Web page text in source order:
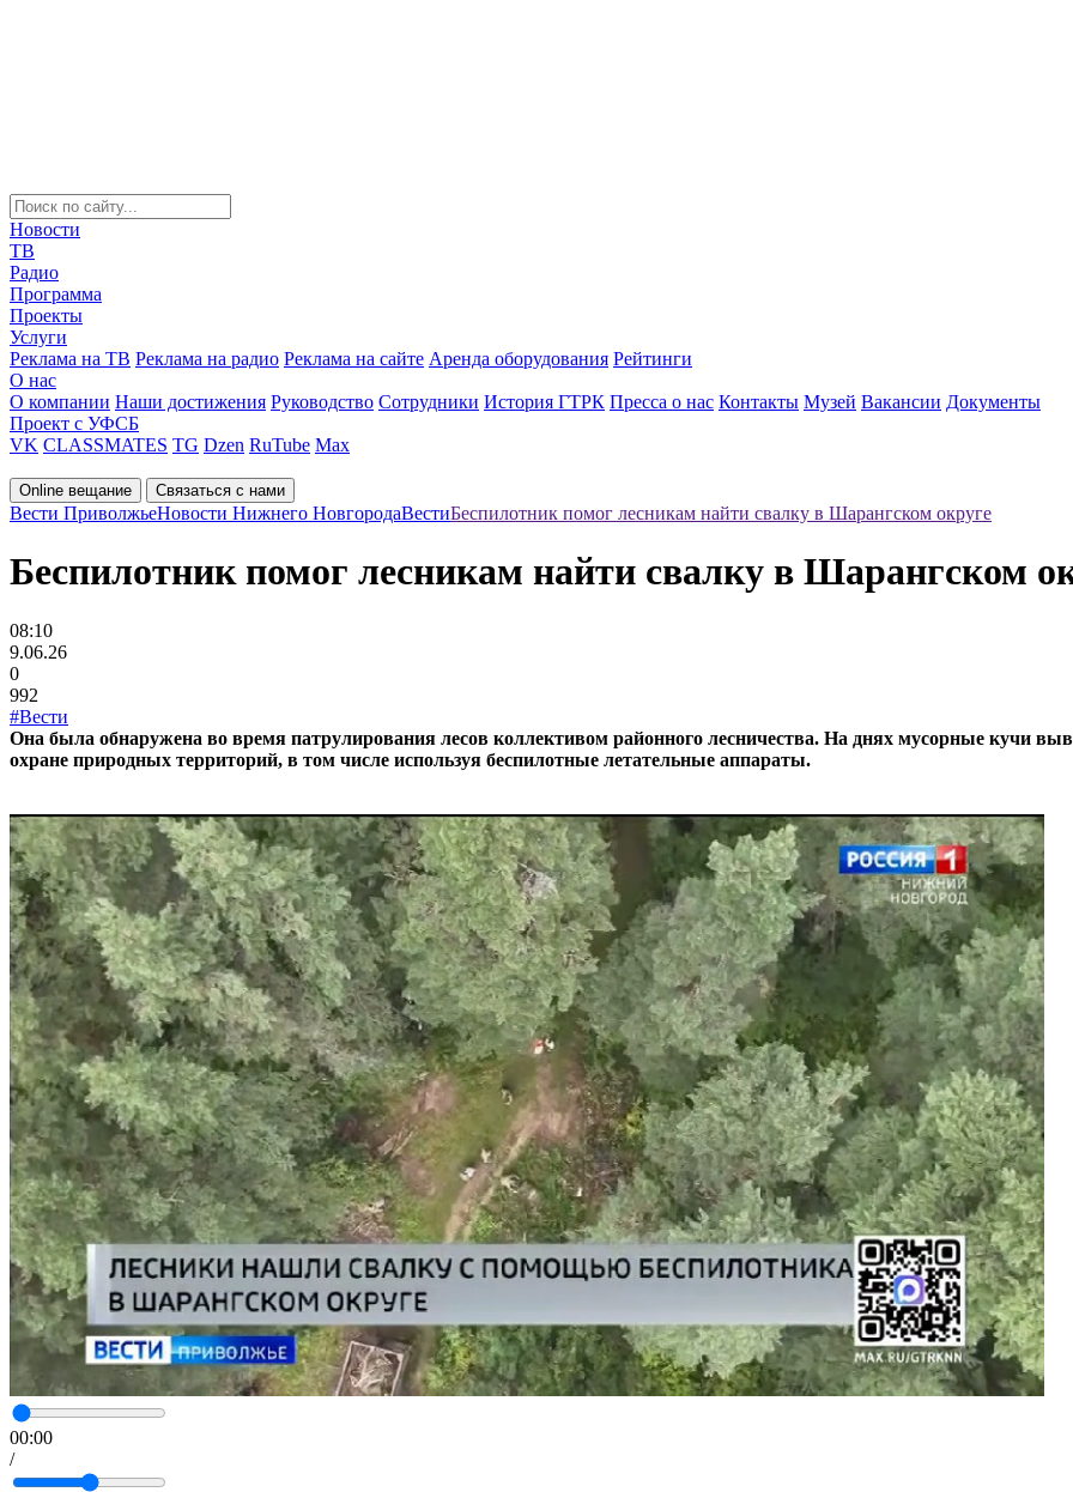
Новости
ТВ
Радио
Программа
Проекты
Услуги
Реклама на ТВ Реклама на радио Реклама на сайте Аренда оборудования Рейтинги
О нас
О компании Наши достижения Руководство Сотрудники История ГТРК Пресса о нас Контакты Музей Вакансии Документы
Проект с УФСБ
VK CLASSMATES TG Dzen RuTube Max
Online вещание Связаться с нами
Вести ПриволжьеНовости Нижнего НовгородаВестиБеспилотник помог лесникам найти свалку в Шарангском округе
Беспилотник помог лесникам найти свалку в Шарангском
08:10
9.06.26
0
992
#Вести
Она была обнаружена во время патрулирования лесов коллективом районного лесничества. На днях мусорные кучи
охране природных территорий, в том числе используя беспилотные летательные аппараты.
00:00
/